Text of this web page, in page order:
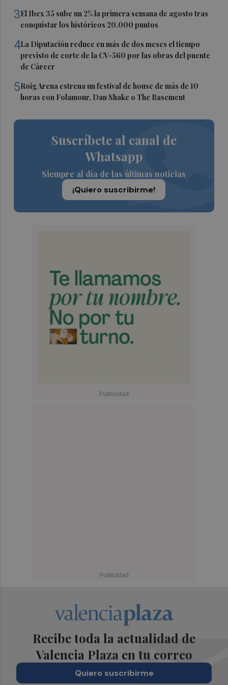
3El Ibex 35 sube un 2% la primera semana de agosto tras
conquistar los históricos 20.000 puntos
4La Diputación reduce en más de dos meses el tiempo
previsto de corte de la CV-560 por las obras del puente
de Càrcer
5Roig Arena estrena un festival de house de más de 10
horas con Folamour, Dan Shake o The Basement
Suscríbete al canal de
Whatsapp
Siempre al día de las últimas noticias
¡Quiero suscribirme!
Recibe toda la actualidad de
Valencia Plaza en tu correo
Quiero suscribirme